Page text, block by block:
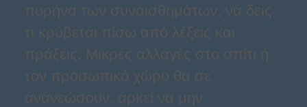
πυρήνα των συναισθημάτων, να δεις
τι κρύβεται πίσω από λέξεις και
πράξεις. Μικρές αλλαγές στο σπίτι ή
τον προσωπικό χώρο θα σε
ανανεώσουν, αρκεί να μην